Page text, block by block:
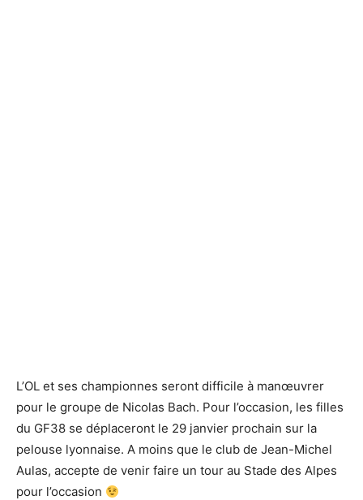
L’OL et ses championnes seront difficile à manœuvrer
pour le groupe de Nicolas Bach. Pour l’occasion, les filles
du GF38 se déplaceront le 29 janvier prochain sur la
pelouse lyonnaise. A moins que le club de Jean-Michel
Aulas, accepte de venir faire un tour au Stade des Alpes
pour l’occasion